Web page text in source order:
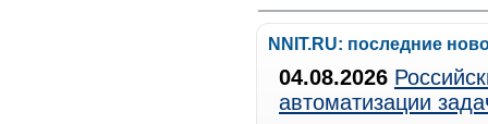
NNIT.RU: последние
04.08.2026
автоматизации